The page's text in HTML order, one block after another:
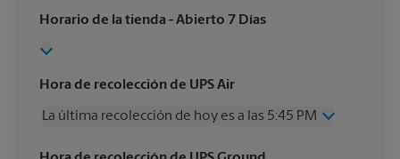
Horario de la tienda - Abierto 7 Días
Hora de recolección de UPS Air
La última recolección de hoy es a las 5:45 PM
Miércoles
5:45 PM